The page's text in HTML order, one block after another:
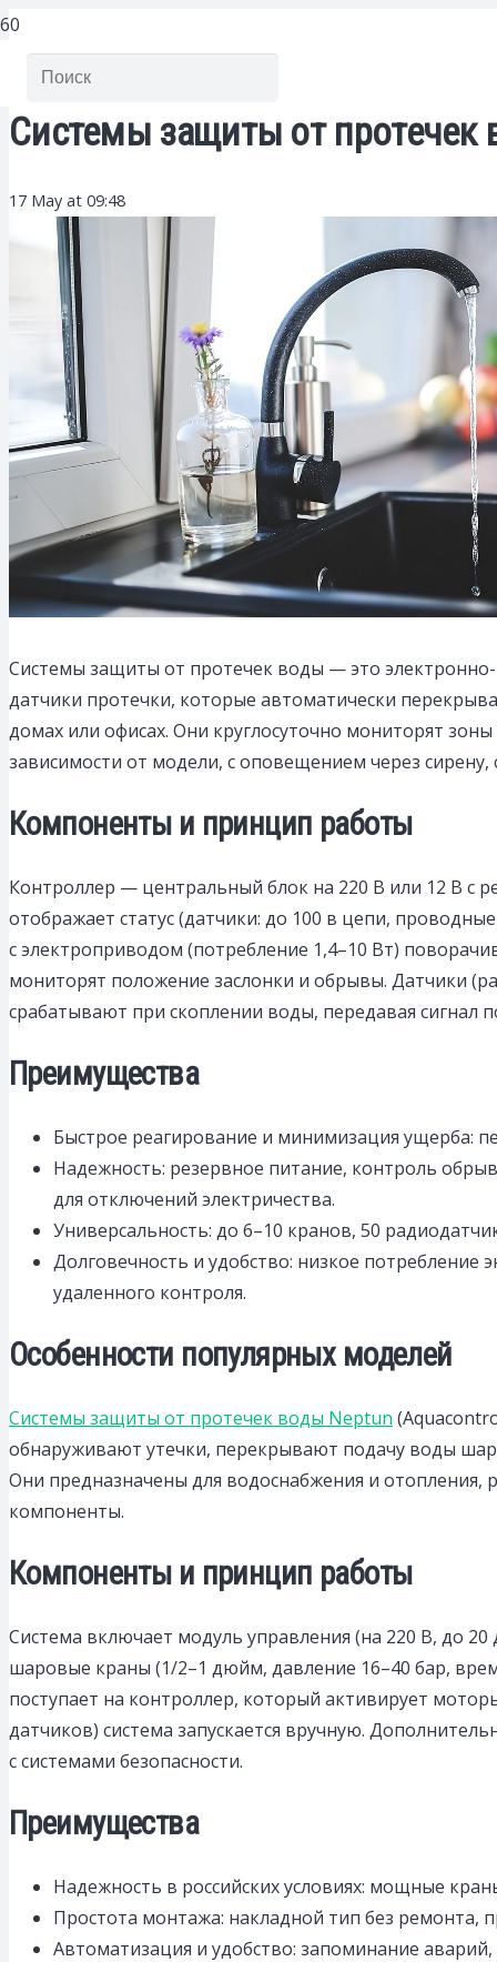
Системы защиты от протечек
17 May at 09:48
Системы защиты от протечек воды — это
датчики протечки, которые автоматически
домах или офисах. Они круглосуточно мониторят
зависимости от модели, с оповещением через
Компоненты и принцип работы
Контроллер — центральный блок на 220 В или 12 В с
отображает статус (датчики: до 100 в цепи,
с электроприводом (потребление 1,4–10 Вт)
мониторят положение заслонки и обрывы. Датчики
срабатывают при скоплении воды, передавая сигнал
Преимущества
Быстрое реагирование и минимизация ущерба:
Надежность: резервное питание, контроль
для отключений электричества.​
Универсальность: до 6–10 кранов, 50
Долговечность и удобство: низкое
удаленного контроля.​
Особенности популярных моделей
Системы защиты от протечек воды Neptun
обнаруживают утечки, перекрывают подачу воды
Они предназначены для водоснабжения и отопления,
компоненты.​
Компоненты и принцип работы
Система включает модуль управления (на 220 В, до
шаровые краны (1/2–1 дюйм, давление 16–40 бар,
поступает на контроллер, который активирует
датчиков) система запускается вручную.
с системами безопасности.​
Преимущества
Надежность в российских условиях: мощные
Простота монтажа: накладной тип без ремонта,
Автоматизация и удобство: запоминание